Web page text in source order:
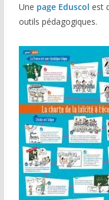
Une page Eduscol est
outils pédagogiques.